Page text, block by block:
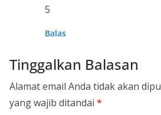
5
Balas
Tinggalkan Balasan
Alamat email Anda tidak akan
yang wajib ditandai *